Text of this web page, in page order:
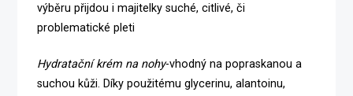
výběru přijdou i majitelky suché, citlivé, či
problematické pleti
Hydratační krém na nohy-vhodný na popraskanou a
suchou kůži. Díky použitému glycerinu, alantoinu,